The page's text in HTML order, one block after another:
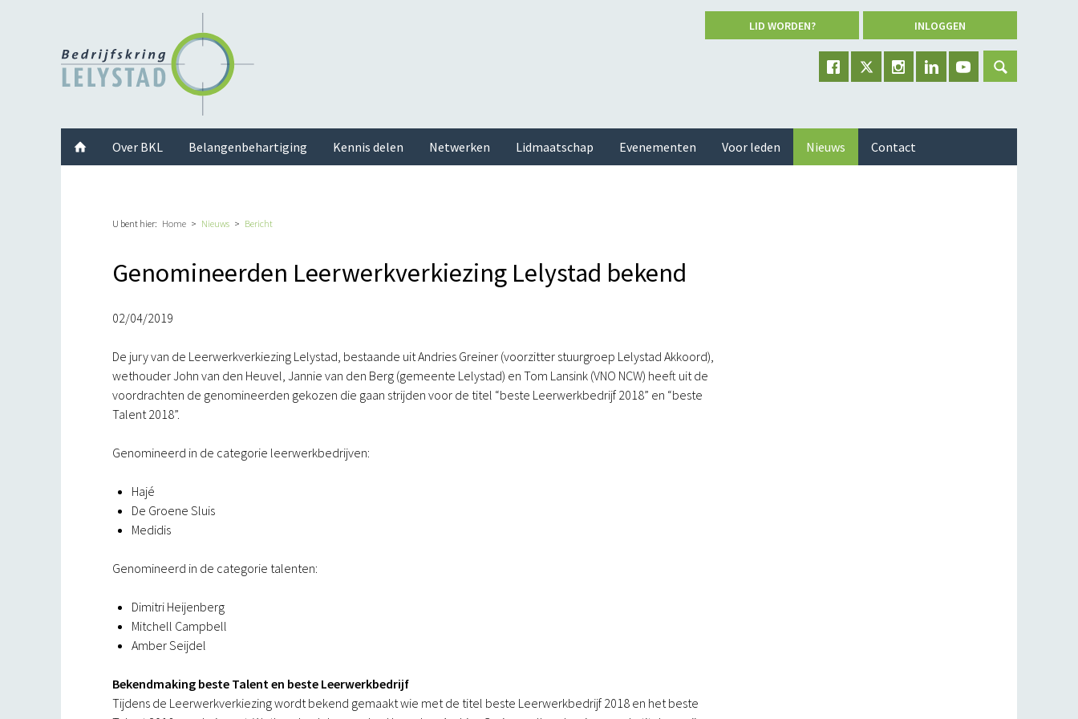
Twitter InstagramLinkedInYoutube
LID WORDEN? INLOGGEN
U bent hier: Home Nieuws Bericht
Genomineerden Leerwerkverkiezing Lelystad bekend
02/04/2019
De jury van de Leerwerkverkiezing Lelystad, bestaande uit Andries Greiner (voorzitter stuurgroep Lelystad Akkoord),
wethouder John van den Heuvel, Jannie van den Berg (gemeente Lelystad) en Tom Lansink (VNO NCW) heeft uit de
voordrachten de genomineerden gekozen die gaan strijden voor de titel “beste Leerwerkbedrijf 2018” en “beste
Talent 2018”.
Genomineerd in de categorie leerwerkbedrijven:
Hajé
De Groene Sluis
Medidis
Genomineerd in de categorie talenten:
Dimitri Heijenberg
Mitchell Campbell
Amber Seijdel
Bekendmaking beste Talent en beste Leerwerkbedrijf
Tijdens de Leerwerkverkiezing wordt bekend gemaakt wie met de titel beste Leerwerkbedrijf 2018 en het beste
Over BKL Belangenbehartiging Kennis delen Netwerken Lidmaatschap Evenementen Voor leden Nieuws Contact